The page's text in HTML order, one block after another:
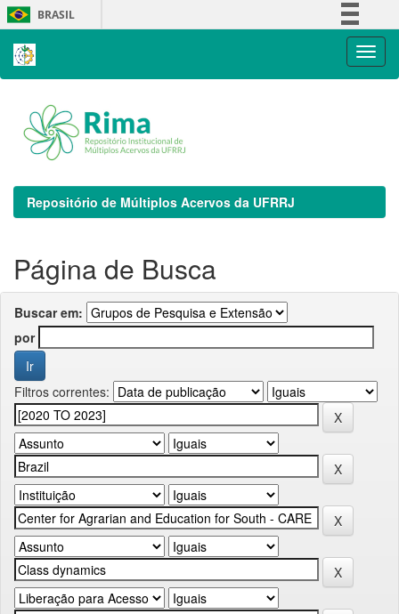
Skip
navigation
BRASIL
Repositório de Múltiplos Acervos da UFRRJ
Página de Busca
Buscar em:
por
Filtros correntes: